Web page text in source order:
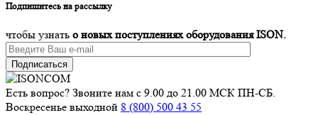
Подпишитесь на рассылку
чтобы узнать о новых поступлениях оборудования ISON.
Подписаться
Есть вопрос? Звоните нам с 9.00 до 21.00 МСК ПН-СБ.
Воскресенье выходной 8 (800) 500 43 55